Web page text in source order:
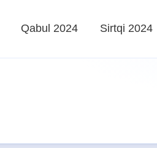
Qabul 2024 Sirtqi 2024